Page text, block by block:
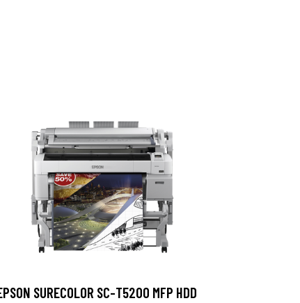
SURECOLOR SC-T5200 MFP HDD